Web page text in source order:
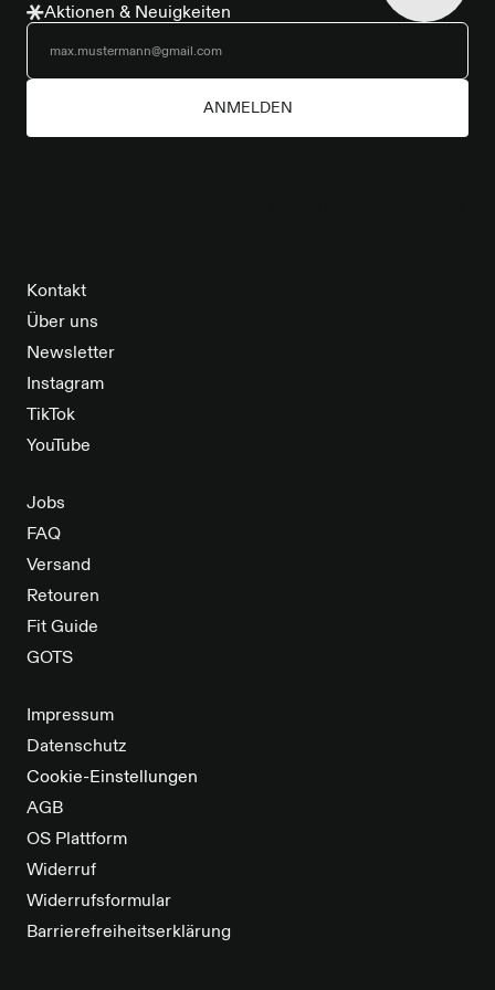
Kontakt
Über uns
Newsletter
Instagram
TikTok
YouTube
Jobs
FAQ
Versand
Retouren
Fit Guide
GOTS
Impressum
Datenschutz
Cookie-Einstellungen
AGB
OS Plattform
Widerruf
Widerrufsformular
Barrierefreiheitserklärung
Aktionen & Neuigkeiten
ANMELDEN